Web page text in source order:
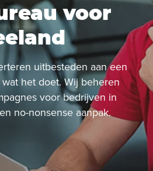
voor
uitbesteden aan een
het doet. Wij beheren
voor bedrijven in
no-nonsense aanpak.